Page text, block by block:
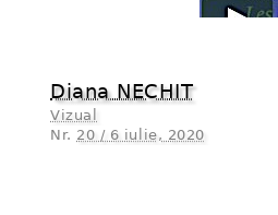
Diana NECHIT
Vizual
Nr. 20 / 6 iulie, 2020